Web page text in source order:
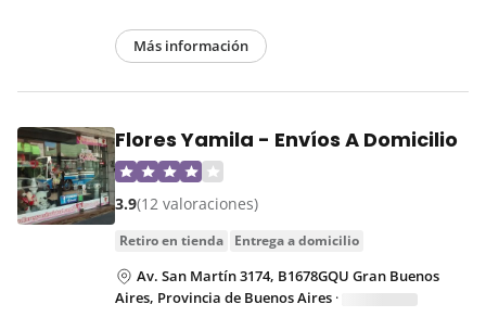
Más información
Flores Yamila - Envíos A Domicilio
3.9(12 valoraciones)
retiro en tienda entrega a domicilio
Av. San Martín 3174, B1678GQU Gran Buenos
Aires, Provincia de Buenos Aires ·